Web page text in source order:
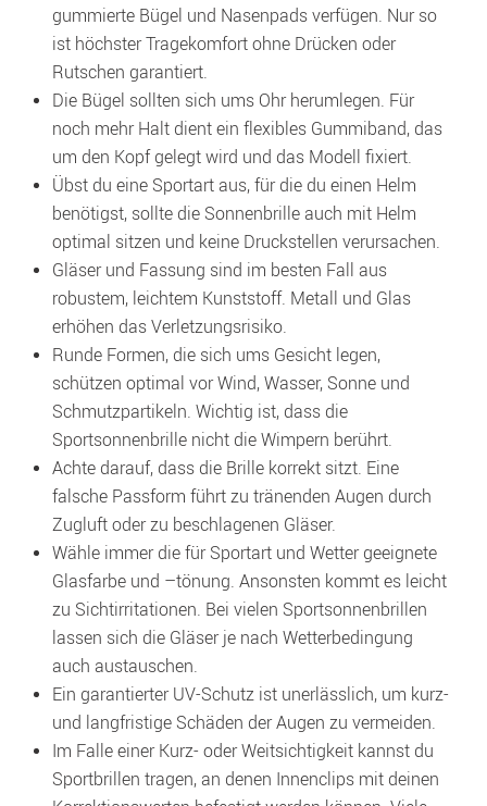
gummierte Bügel und Nasenpads verfügen. Nur so
ist höchster Tragekomfort ohne Drücken oder
Rutschen garantiert.
Die Bügel sollten sich ums Ohr herumlegen. Für
noch mehr Halt dient ein flexibles Gummiband, das
um den Kopf gelegt wird und das Modell fixiert.
Übst du eine Sportart aus, für die du einen Helm
benötigst, sollte die Sonnenbrille auch mit Helm
optimal sitzen und keine Druckstellen verursachen.
Gläser und Fassung sind im besten Fall aus
robustem, leichtem Kunststoff. Metall und Glas
erhöhen das Verletzungsrisiko.
Runde Formen, die sich ums Gesicht legen,
schützen optimal vor Wind, Wasser, Sonne und
Schmutzpartikeln. Wichtig ist, dass die
Sportsonnenbrille nicht die Wimpern berührt.
Achte darauf, dass die Brille korrekt sitzt. Eine
falsche Passform führt zu tränenden Augen durch
Zugluft oder zu beschlagenen Gläser.
Wähle immer die für Sportart und Wetter geeignete
Glasfarbe und –tönung. Ansonsten kommt es leicht
zu Sichtirritationen. Bei vielen Sportsonnenbrillen
lassen sich die Gläser je nach Wetterbedingung
auch austauschen.
Ein garantierter UV-Schutz ist unerlässlich, um kurz-
und langfristige Schäden der Augen zu vermeiden.
Im Falle einer Kurz- oder Weitsichtigkeit kannst du
Sportbrillen tragen, an denen Innenclips mit deinen